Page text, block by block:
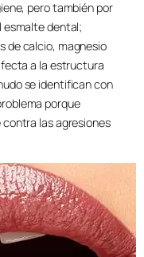
pero también por
esmalte dental;
de calcio, magnesio
a la estructura
se identifican con
porque
las agresiones